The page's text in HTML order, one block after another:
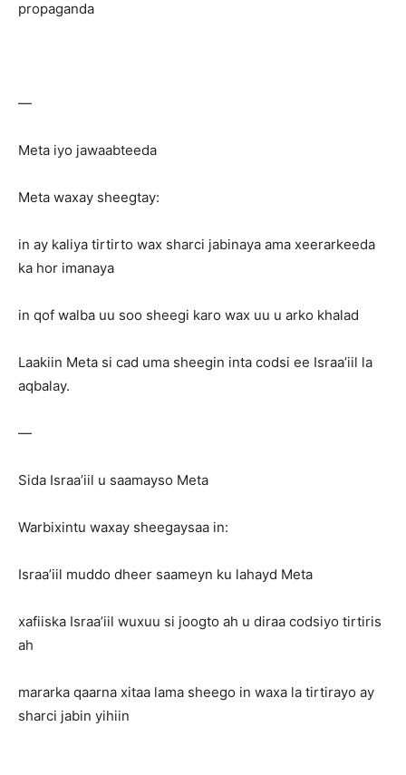
propaganda
—
Meta iyo jawaabteeda
Meta waxay sheegtay:
in ay kaliya tirtirto wax sharci jabinaya ama xeerarkeeda
ka hor imanaya
in qof walba uu soo sheegi karo wax uu u arko khalad
Laakiin Meta si cad uma sheegin inta codsi ee Israa’iil la
aqbalay.
—
Sida Israa’iil u saamayso Meta
Warbixintu waxay sheegaysaa in:
Israa’iil muddo dheer saameyn ku lahayd Meta
xafiiska Israa’iil wuxuu si joogto ah u diraa codsiyo tirtiris
ah
mararka qaarna xitaa lama sheego in waxa la tirtirayo ay
sharci jabin yihiin